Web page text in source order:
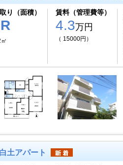
り（面積） 賃料（管理費等）
4.3万円
（ 15000円）
土アパート